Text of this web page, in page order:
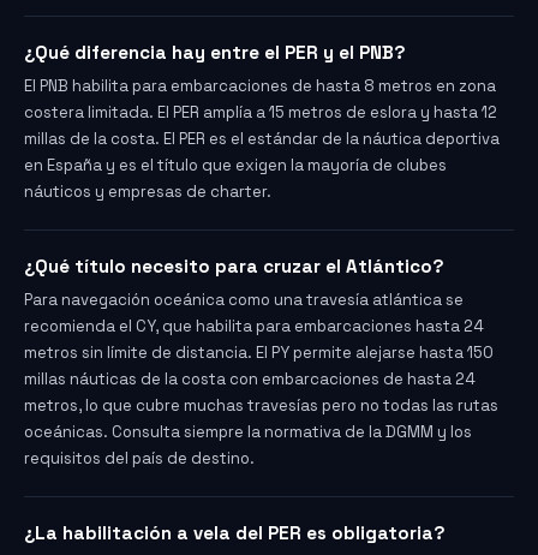
¿Qué diferencia hay entre el PER y el PNB?
El PNB habilita para embarcaciones de hasta 8 metros en zona
costera limitada. El PER amplía a 15 metros de eslora y hasta 12
millas de la costa. El PER es el estándar de la náutica deportiva
en España y es el título que exigen la mayoría de clubes
náuticos y empresas de charter.
¿Qué título necesito para cruzar el Atlántico?
Para navegación oceánica como una travesía atlántica se
recomienda el CY, que habilita para embarcaciones hasta 24
metros sin límite de distancia. El PY permite alejarse hasta 150
millas náuticas de la costa con embarcaciones de hasta 24
metros, lo que cubre muchas travesías pero no todas las rutas
oceánicas. Consulta siempre la normativa de la DGMM y los
requisitos del país de destino.
¿La habilitación a vela del PER es obligatoria?